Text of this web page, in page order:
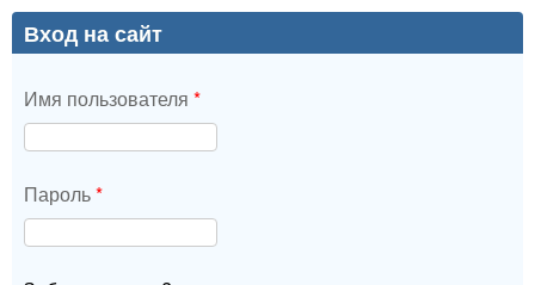
Вход на сайт
Имя пользователя *
Пароль*